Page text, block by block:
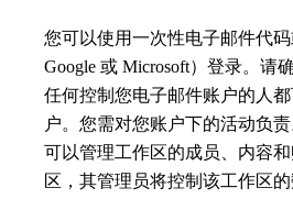
您可以使用一次性电子邮件代
Google 或 Microsoft）登录。
任何控制您电子邮件账户的人
户。您需对您账户下的活动负
可以管理工作区的成员、内容
区，其管理员将控制该工作区的